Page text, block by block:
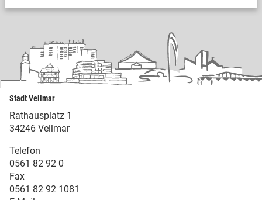
Stadt Vellmar
Rathausplatz 1
34246 Vellmar
Telefon
0561 82 92 0
Fax
0561 82 92 1081